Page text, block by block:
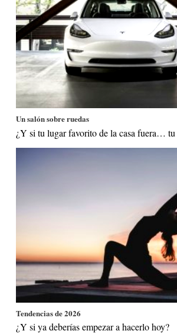
Un salón sobre ruedas
¿Y si tu lugar favorito de la casa fuera… tu
Tendencias de 2026
¿Y si ya deberías empezar a hacerlo hoy?